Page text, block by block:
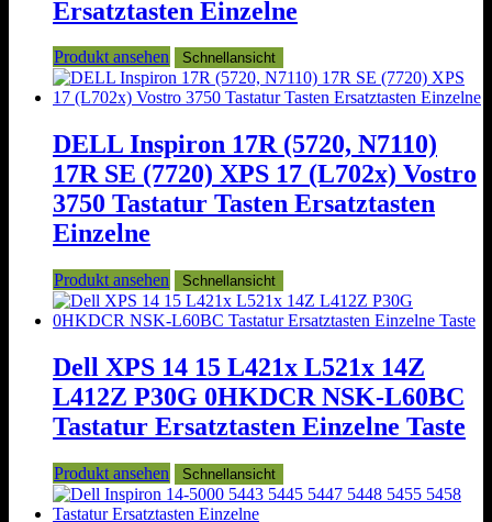
Ersatztasten Einzelne
Produkt ansehen Schnellansicht
DELL Inspiron 17R (5720, N7110)
17R SE (7720) XPS 17 (L702x) Vostro
3750 Tastatur Tasten Ersatztasten
Einzelne
Produkt ansehen Schnellansicht
Dell XPS 14 15 L421x L521x 14Z
L412Z P30G 0HKDCR NSK-L60BC
Tastatur Ersatztasten Einzelne Taste
Produkt ansehen Schnellansicht